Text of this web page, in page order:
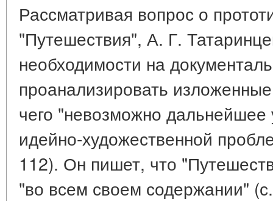
Рассматривая вопрос о
"Путешествия", А. Г.
необходимости на
проанализировать
чего "невозможно
идейно-художественной
112). Он пишет, что
"во всем своем содержании"